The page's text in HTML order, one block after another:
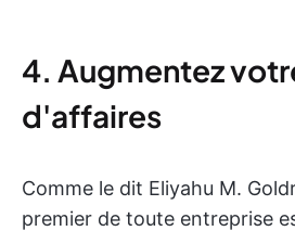
4. Augmentez
d'affaires
Comme le dit Eliyahu M.
premier de toute entreprise